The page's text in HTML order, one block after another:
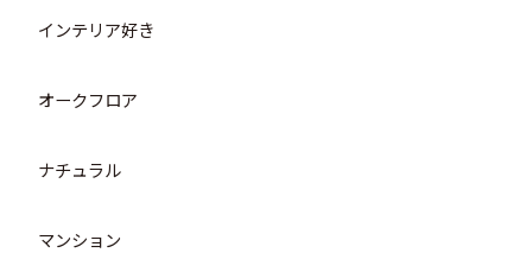
インテリア好き
オークフロア
ナチュラル
マンション